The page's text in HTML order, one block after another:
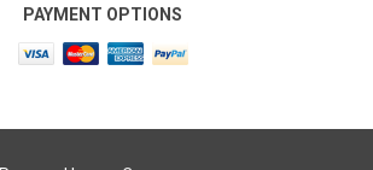
PAYMENT OPTIONS